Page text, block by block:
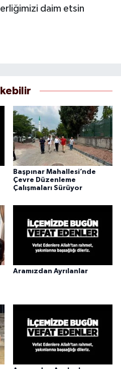
daim etsin
Başpınar Mahallesi’nde
Çevre Düzenleme
Çalışmaları Sürüyor
Aramızdan Ayrılanlar